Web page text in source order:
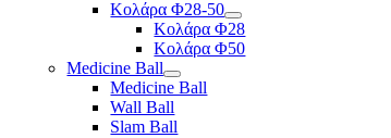
Κολάρα Φ28-50
Κολάρα Φ28
Κολάρα Φ50
Medicine Ball
Medicine Ball
Wall Ball
Slam Ball